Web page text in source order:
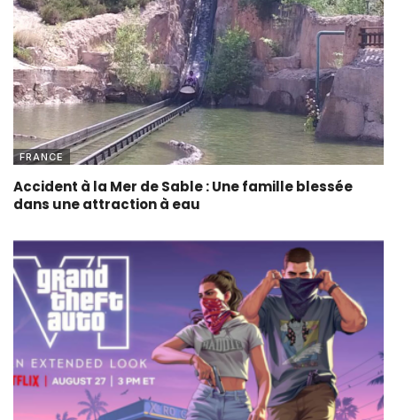
FRANCE
Accident à la Mer de Sable : Une famille blessée
dans une attraction à eau